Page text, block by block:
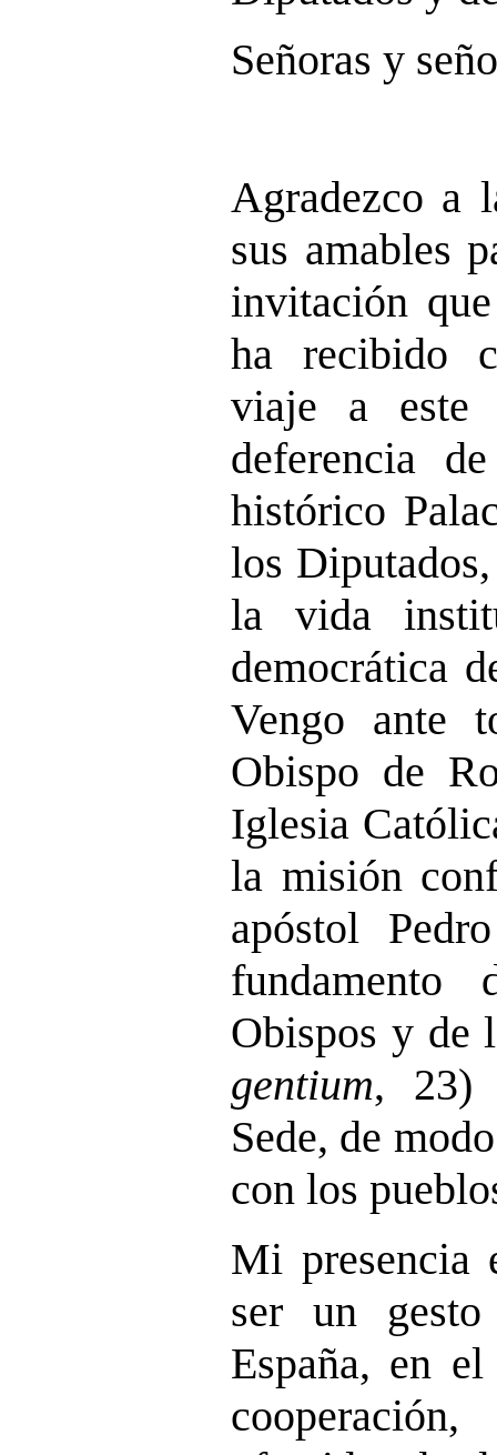
Señoras y
Agradezco a
sus amables
invitación
ha recibido
viaje a este
deferencia
histórico
los
la vida
democrática
Vengo ante
Obispo de
Iglesia
la misión
apóstol
Obispos y
gentium, 23)
Sede, de
con los
Mi presencia
ser un
España, en